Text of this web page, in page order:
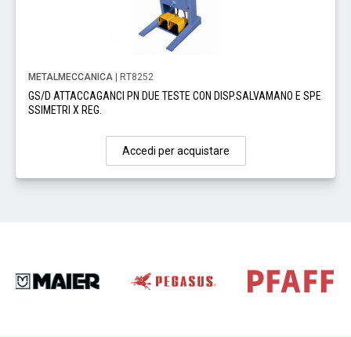
METALMECCANICA | RT8252
GS/D ATTACCAGANCI PN DUE TESTE CON DISP.SALVAMANO E SPE
SSIMETRI X REG.
Accedi per acquistare